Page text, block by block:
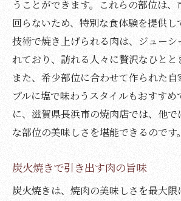
うことができます。これらの部位は
回らないため、特別な食体験を提供し
技術で焼き上げられる肉は、ジューシ
れており、訪れる人々に贅沢なひとと
また、希少部位に合わせて作られた
プルに塩で味わうスタイルもおすすめ
に、滋賀県長浜市の焼肉店では、他
な部位の美味しさを堪能できるのです。
炭火焼きで引き出す肉の旨味
炭火焼きは、焼肉の美味しさを最大